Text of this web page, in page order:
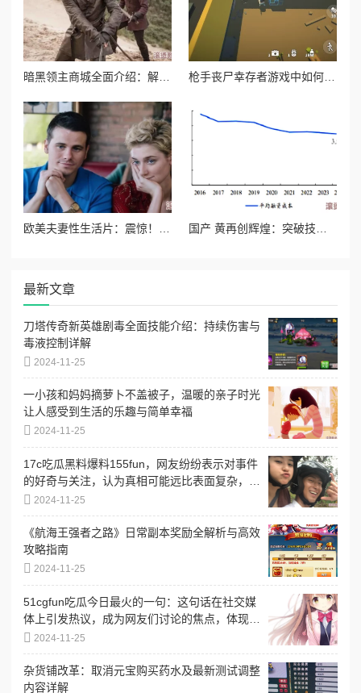
枪手丧尸幸存者游戏中如何获取强力武器火箭筒攻略
最新文章
刀塔传奇新英雄剧毒全面技能介绍：持续伤害与
毒液控制详解
2024-11-25
一小孩和妈妈摘萝卜不盖被子，温暖的亲子时光
让人感受到生活的乐趣与简单幸福
2024-11-25
17c吃瓜黑料爆料155fun，网友纷纷表示对事件
的好奇与关注，认为真相可能远比表面复杂，引
发热议
2024-11-25
《航海王强者之路》日常副本奖励全解析与高效
攻略指南
2024-11-25
51cgfun吃瓜今日最火的一句：这句话在社交媒
体上引发热议，成为网友们讨论的焦点，体现了
当下流行文化的趣味与共鸣
2024-11-25
杂货铺改革：取消元宝购买药水及最新测试调整
内容详解